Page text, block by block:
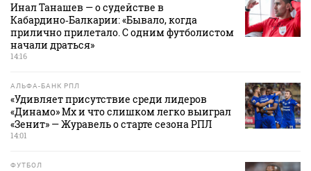
Инал Танашев — о судействе в
Кабардино‑Балкарии: «Бывало, когда
прилично прилетало. С одним футболистом
начали драться»
14:16
АЛЬФА-БАНК РПЛ
«Удивляет присутствие среди лидеров
«Динамо» Мх и что слишком легко выиграл
«Зенит» — Журавель о старте сезона РПЛ
14:01
ФУТБОЛ